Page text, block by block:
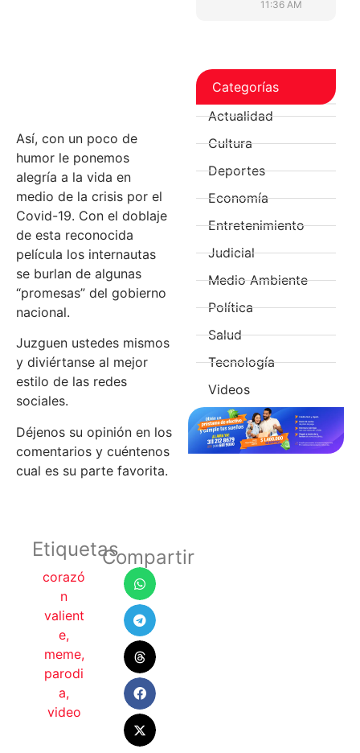
Así, con un poco de
humor le ponemos
alegría a la vida en
medio de la crisis por el
Covid-19. Con el doblaje
de esta reconocida
película los internautas
se burlan de algunas
“promesas” del gobierno
nacional.
Juzguen ustedes mismos
y diviértanse al mejor
estilo de las redes
sociales.
Déjenos su opinión en los
comentarios y cuéntenos
cual es su parte favorita.
Etiquetas
corazó
n
valient
e,
meme,
parodi
a,
video
Compartir
11:36 AM
Categorías
Actualidad
Cultura
Deportes
Economía
Entretenimiento
Judicial
Medio Ambiente
Política
Salud
Tecnología
Videos